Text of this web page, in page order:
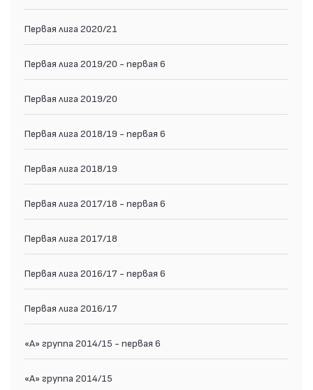
Первая лига 2020/21
Первая лига 2019/20 - первая 6
Первая лига 2019/20
Первая лига 2018/19 - первая 6
Первая лига 2018/19
Первая лига 2017/18 - первая 6
Первая лига 2017/18
Первая лига 2016/17 - первая 6
Первая лига 2016/17
«А» группа 2014/15 - первая 6
«А» группа 2014/15